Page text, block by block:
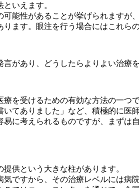
いえます。
能性があることが挙げられますが
ます。眼注を行う場合にはこれら
があり、どうしたらよりよい治療
を受けるための有効な方法の一つ
てありました」など、積極的に医
に考えられるものですが、まずは
供という大きな柱があります。
ですから、その治療レベルには病